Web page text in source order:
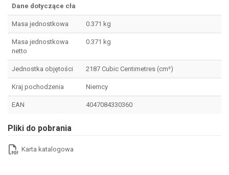
Dane dotyczące cła
Masa jednostkowa 0.371 kg
Masa jednostkowa
netto
0.371 kg
Jednostka objętości 2187 Cubic Centimetres (cm³)
Kraj pochodzenia Niemcy
EAN 4047084330360
Pliki do pobrania
Karta katalogowa